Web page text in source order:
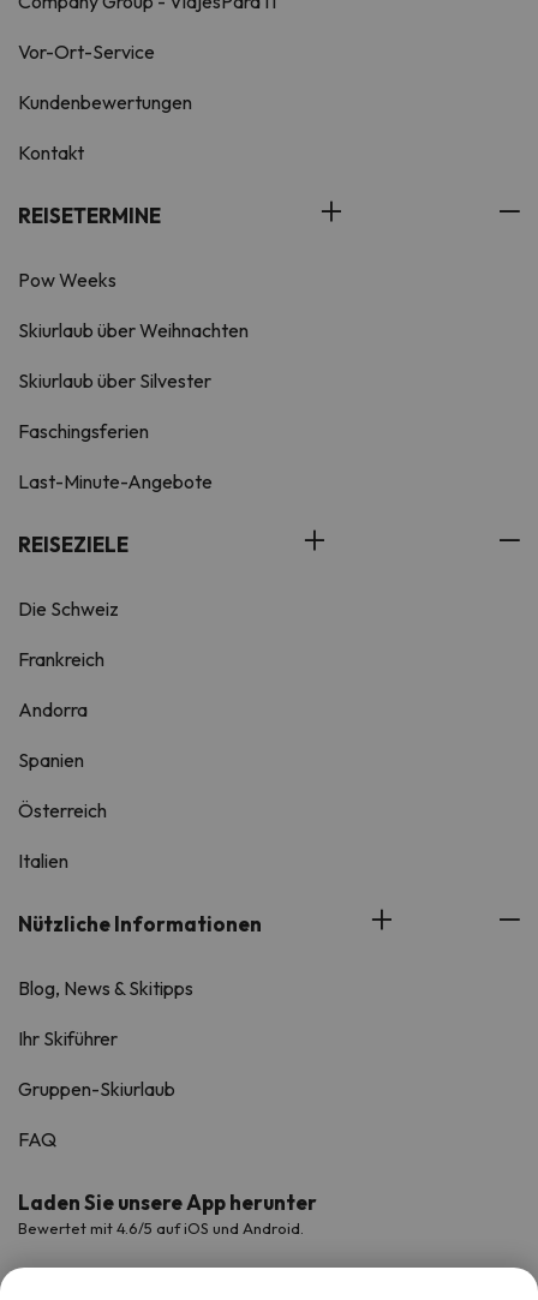
Vor-Ort-Service
Kundenbewertungen
Kontakt
REISETERMINE
Pow Weeks
Skiurlaub über Weihnachten
Skiurlaub über Silvester
Faschingsferien
Last-Minute-Angebote
REISEZIELE
Die Schweiz
Frankreich
Andorra
Spanien
Österreich
Italien
Nützliche Informationen
Blog, News & Skitipps
Ihr Skiführer
Gruppen-Skiurlaub
FAQ
Laden Sie unsere App herunter
Bewertet mit 4.6/5 auf iOS und Android.